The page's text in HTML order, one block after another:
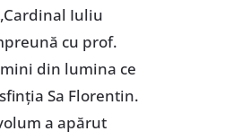
Iuliu
cu prof.
din lumina ce
Sa Florentin.
a apărut